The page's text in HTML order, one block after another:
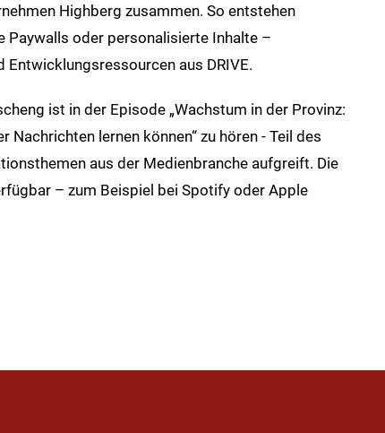
Highberg zusammen. So entstehen
Paywalls oder personalisierte Inhalte –
aus DRIVE.
ist in der Episode „Wachstum in der Provinz:
lernen können“ zu hören - Teil des
aus der Medienbranche aufgreift. Die
– zum Beispiel bei Spotify oder Apple